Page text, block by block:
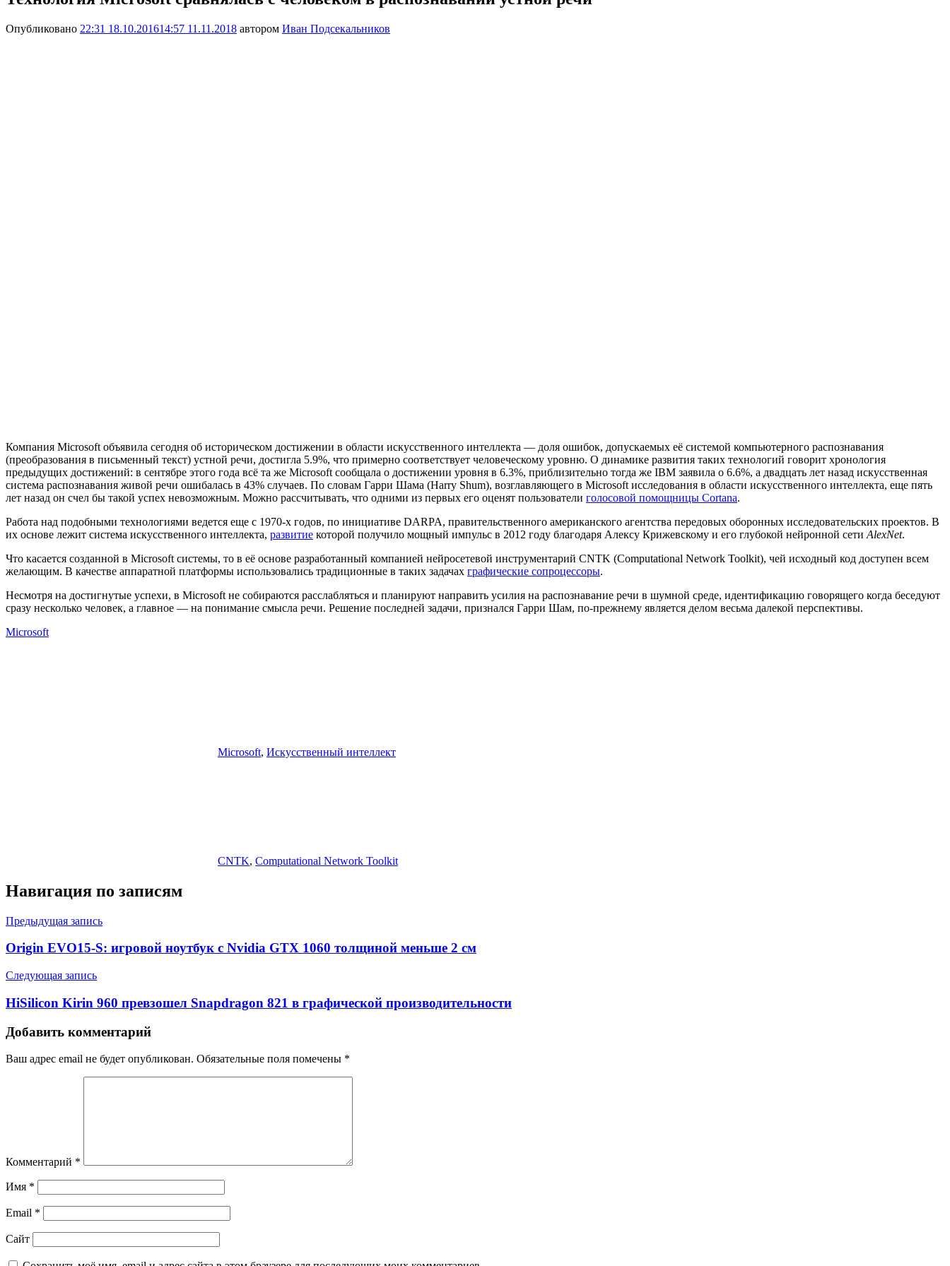
Опубликовано 22:31 18.10.201614:57 11.11.2018 автором Иван Подсекальников
Компания Microsoft объявила сегодня об историческом достижении в области искусственного интеллекта — доля ошибок, допускаемых её системой компьютерного распознавания
(преобразования в письменный текст) устной речи, достигла 5.9%, что примерно соответствует человеческому уровню. О динамике развития таких технологий говорит хронология
предыдущих достижений: в сентябре этого года всё та же Microsoft сообщала о достижении уровня в 6.3%, приблизительно тогда же IBM заявила о 6.6%, а двадцать лет назад искусственная
система распознавания живой речи ошибалась в 43% случаев. По словам Гарри Шама (Harry Shum), возглавляющего в Microsoft исследования в области искусственного интеллекта, еще пять
лет назад он счел бы такой успех невозможным. Можно рассчитывать, что одними из первых его оценят пользователи голосовой помощницы Cortana.
Работа над подобными технологиями ведется еще с 1970-х годов, по инициативе DARPA, правительственного американского агентства передовых оборонных исследовательских проектов. В
их основе лежит система искусственного интеллекта, развитие которой получило мощный импульс в 2012 году благодаря Алексу Крижевскому и его глубокой нейронной сети AlexNet.
Что касается созданной в Microsoft системы, то в её основе разработанный компанией нейросетевой инструментарий CNTK (Computational Network Toolkit), чей исходный код доступен всем
желающим. В качестве аппаратной платформы использовались традиционные в таких задачах графические сопроцессоры.
Несмотря на достигнутые успехи, в Microsoft не собираются расслабляться и планируют направить усилия на распознавание речи в шумной среде, идентификацию говорящего когда беседуют
сразу несколько человек, а главное — на понимание смысла речи. Решение последней задачи, признался Гарри Шам, по-прежнему является делом весьма далекой перспективы.
Microsoft
Microsoft, Искусственный интеллект
CNTK, Computational Network Toolkit
Навигация по записям
Предыдущая запись
Origin EVO15-S: игровой ноутбук с Nvidia GTX 1060 толщиной меньше 2 см
Следующая запись
HiSilicon Kirin 960 превзошел Snapdragon 821 в графической производительности
Добавить комментарий
Ваш адрес email не будет опубликован. Обязательные поля помечены *
Комментарий *
Имя *
Email *
Сайт